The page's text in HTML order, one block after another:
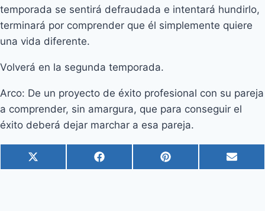
temporada se sentirá defraudada e intentará hundirlo,
terminará por comprender que él simplemente quiere
una vida diferente.
Volverá en la segunda temporada.
Arco: De un proyecto de éxito profesional con su pareja
a comprender, sin amargura, que para conseguir el
éxito deberá dejar marchar a esa pareja.
C
o
X
(
C
o
F
a
C
o
P
i
C
o
E
m